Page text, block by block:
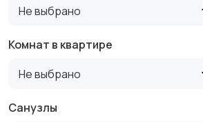
Не выбрано
Комнат в квартире
Не выбрано
Санузлы